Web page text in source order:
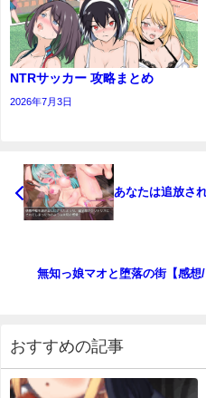
NTRサッカー 攻略まとめ
2026年7月3日
あなたは追放さ
無知っ娘マオと堕落の街【感想/
おすすめの記事